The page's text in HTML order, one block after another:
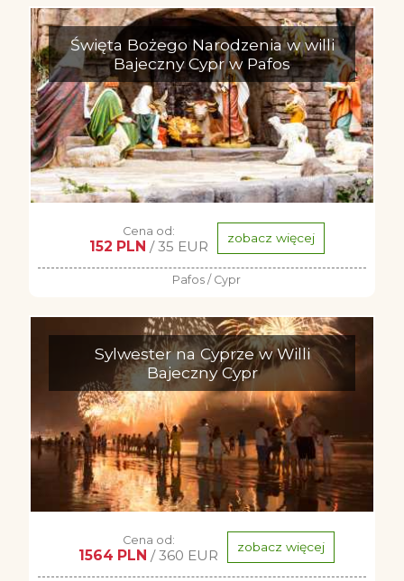
Święta Bożego Narodzenia w willi
Bajeczny Cypr w Pafos
Cena od:
152 PLN / 35 EUR zobacz więcej
Pafos / Cypr
Sylwester na Cyprze w Willi
Bajeczny Cypr
Cena od:
1564 PLN / 360 EUR zobacz więcej